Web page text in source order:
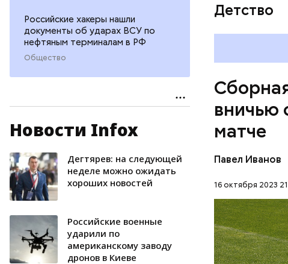
Российские хакеры нашли
документы об ударах ВСУ по
нефтяным терминалам в РФ
Общество
Новости Infox
Дегтярев: на следующей
неделе можно ожидать
хороших новостей
Российские военные
ударили по
американскому заводу
дронов в Киеве
Детство
вничью
матче
Павел Иванов
16 октября 2023
Игра
матча, и
ФУТБОЛ